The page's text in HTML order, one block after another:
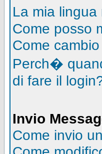
La mia
Come posso
Come
Perch�
di fare il
Invio
Come invio